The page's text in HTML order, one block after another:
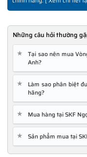
Những câu hỏi thường
★
Tại sao nên mua
Anh?
★
Làm sao phân biệt
hãng?
★ Mua hàng tại SKF
★ Sản phẩm mua tại